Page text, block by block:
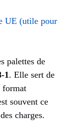
UE (utile pour
palettes de
1. Elle sert de
format
souvent ce
charges.